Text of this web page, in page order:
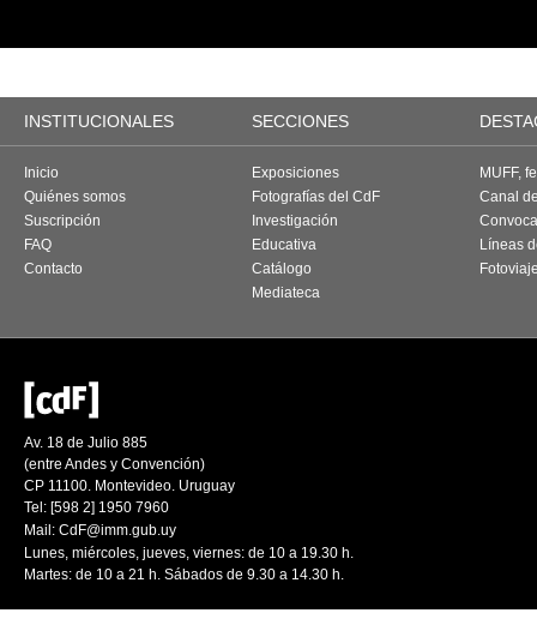
INSTITUCIONALES SECCIONES
Inicio
Quiénes somos
Suscripción
FAQ
Contacto
Exposiciones
Fotografías del CdF
Investigación
Educativa
Catálogo
Mediateca
MUFF,
Canal
Líneas
Av. 18 de Julio 885
(entre Andes y Convención)
CP 11100. Montevideo. Uruguay
Tel: [598 2] 1950 7960
Mail: CdF@imm.gub.uy
Lunes, miércoles, jueves, viernes: de 10 a 19.30 h.
Martes: de 10 a 21 h. Sábados de 9.30 a 14.30 h.